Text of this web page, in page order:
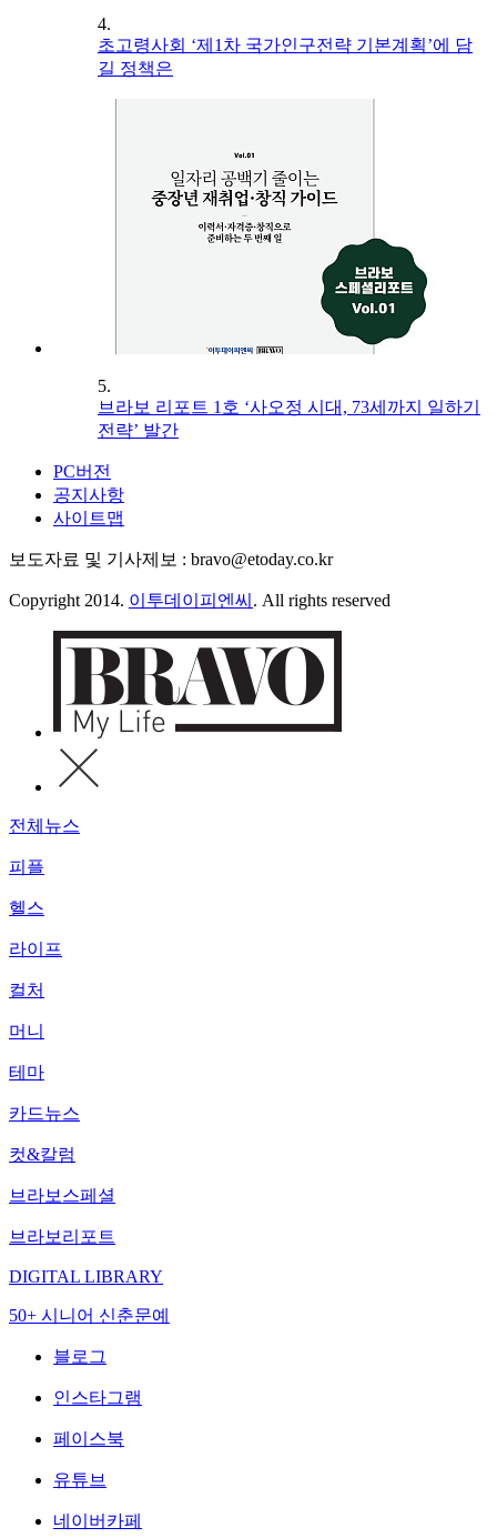
4.
초고령사회 ‘제1차 국가인구전략 기본계획’에 담
길 정책은
5.
브라보 리포트 1호 ‘사오정 시대, 73세까지 일하기
전략’ 발간
PC버전
공지사항
사이트맵
보도자료 및 기사제보 : bravo@etoday.co.kr
Copyright 2014. 이투데이피엔씨 . All rights reserved
전체뉴스
피플
헬스
라이프
컬처
머니
테마
카드뉴스
컷&칼럼
브라보스페셜
브라보리포트
DIGITAL LIBRARY
50+ 시니어 신춘문예
블로그
인스타그램
페이스북
유튜브
네이버카페